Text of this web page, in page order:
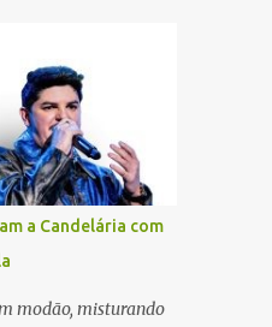
a Candelária com
modão, misturando